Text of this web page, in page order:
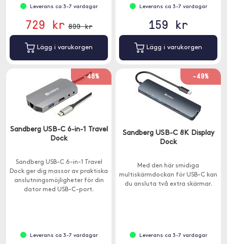
Leverans ca 3-7 vardagar
729 kr 899 kr
Lägg i varukorgen
Leverans ca 3-7 vardagar
159 kr
Lägg i varukorgen
-48%
Sandberg USB-C 6-in-1 Travel
Dock
Sandberg USB-C 6-in-1 Travel
Dock ger dig massor av praktiska
anslutningsmöjligheter för din
dator med USB-C-port.
Leverans ca 3-7 vardagar
-49%
Sandberg USB-C 8K Display
Dock
Med den här smidiga
multiskärmdockan för USB-C kan
du ansluta två extra skärmar.
Leverans ca 3-7 vardagar